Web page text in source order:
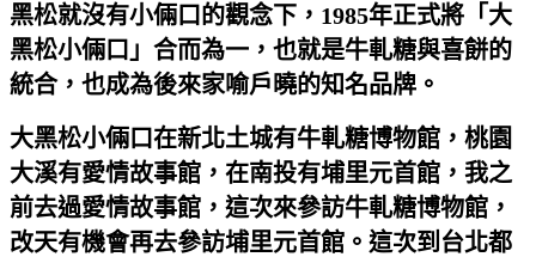
黑松就沒有小倆口的觀念下，1985年正式將「大
黑松小倆口」合而為一，也就是牛軋糖與喜餅的
統合，也成為後來家喻戶曉的知名品牌。
大黑松小倆口在新北土城有牛軋糖博物館，桃園
大溪有愛情故事館，在南投有埔里元首館，我之
前去過愛情故事館，這次來參訪牛軋糖博物館，
改天有機會再去參訪埔里元首館。這次到台北都